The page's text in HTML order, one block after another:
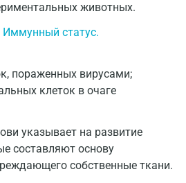
животных.
Иммунный статус.
пораженных вирусами;
клеток в очаге
указывает на развитие
составляют основу
собственные ткани.